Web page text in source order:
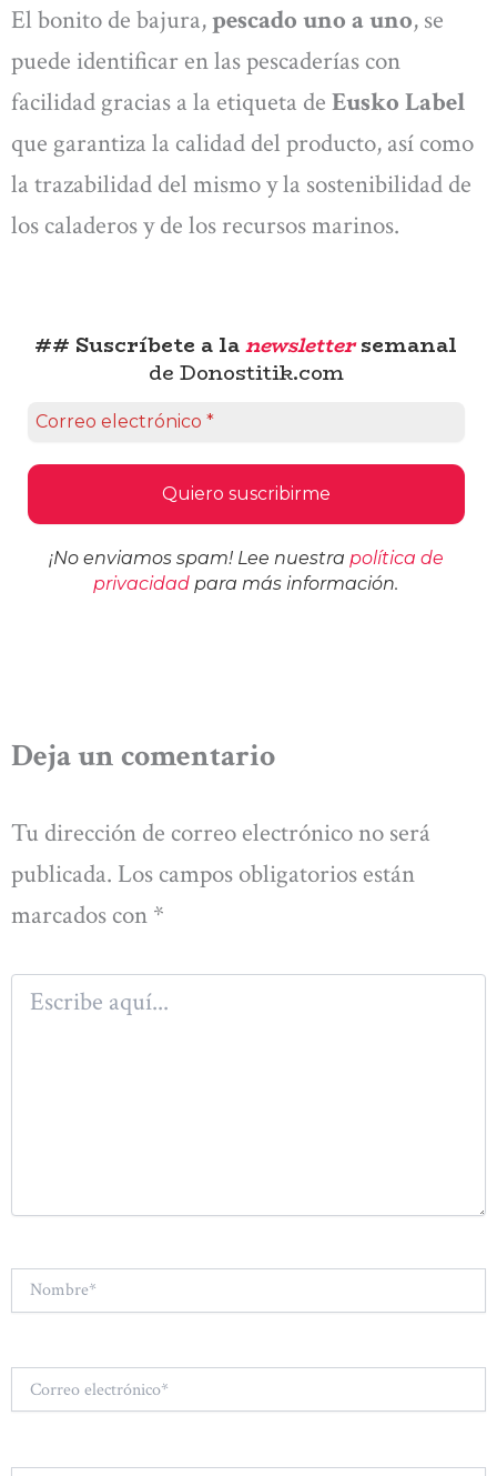
El bonito de bajura,pescado uno a uno, se
puede identificar en las pescaderías con
facilidad gracias a la etiqueta de Eusko Label
que garantiza la calidad del producto, así como
la trazabilidad del mismo y la sostenibilidad de
los caladeros y de los recursos marinos.
## Suscríbete a lanewslettersemanal
de Donostitik.com
¡No enviamos spam! Lee nuestra política de
privacidad para más información.
Deja un comentario
Tu dirección de correo electrónico no será
publicada. Los campos obligatorios están
marcados con *
aquí...
electrónico*